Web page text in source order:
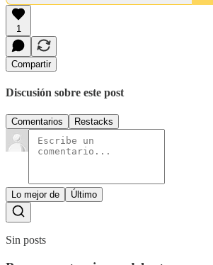
1
Compartir
Discusión sobre este post
Comentarios Restacks
Lo mejor de Último
Sin posts